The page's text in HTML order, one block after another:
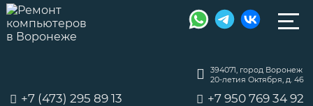
394071, город Воронеж
20-летия Октября, д. 46
+7 (473) 295 89 13 +7 950 769 34 92